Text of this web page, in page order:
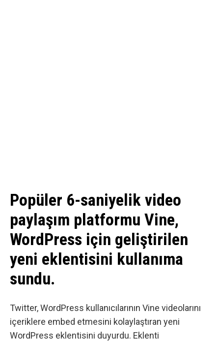
Popüler 6-saniyelik video
paylaşım platformu Vine,
WordPress için geliştirilen
yeni eklentisini kullanıma
sundu.
Twitter, WordPress kullanıcılarının Vine videolarını
içeriklere embed etmesini kolaylaştıran yeni
WordPress eklentisini duyurdu. Eklenti